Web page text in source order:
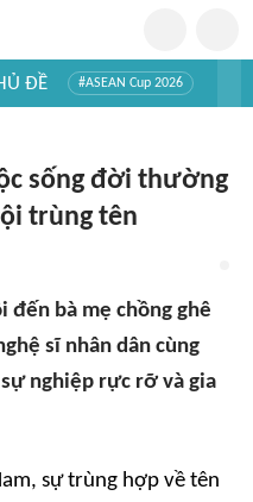
ĐỀ #ASEAN Cup 2026
sống đời thường
trùng tên
đến bà mẹ chồng ghê
sĩ nhân dân cùng
nghiệp rực rỡ và gia
sự trùng hợp về tên